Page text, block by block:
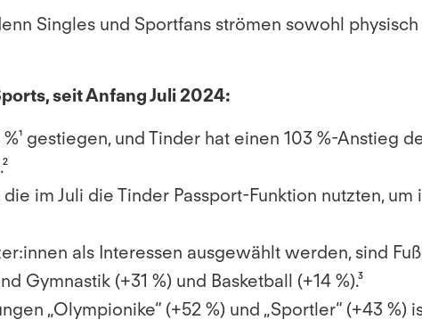
Singles und Sportfans strömen sowohl
seit Anfang Juli 2024:
gestiegen, und Tinder hat einen 103 %-Anstieg
im Juli die Tinder Passport-Funktion nutzten,
als Interessen ausgewählt werden, sind
Gymnastik (+31 %) und Basketball (+14 %).³
„Olympionike“ (+52 %) und „Sportler“ (+43 %)